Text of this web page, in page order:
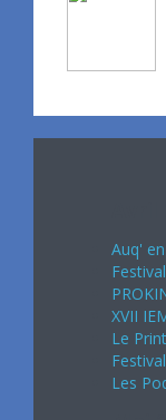
Auq'
XVII
Le
Les